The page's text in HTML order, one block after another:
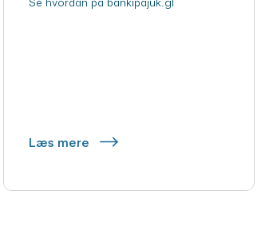
Læs mere